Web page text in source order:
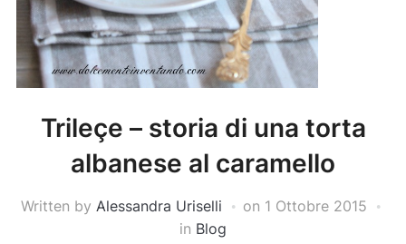
Trileçe – storia di una torta
albanese al caramello
Written by Alessandra Uriselli on 1 Ottobre 2015
in Blog